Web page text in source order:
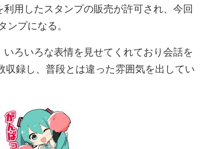
用したスタンプの販売が許可され、今回
ンプになる。
ろいろな表情を見せてくれており会話を
録し、普段とは違った雰囲気を出してい